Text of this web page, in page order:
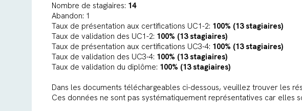
Nombre de stagiaires: 14
Abandon: 1
Taux de présentation aux certifications UC1-2: 100% (13 stagiaires)
Taux de validation des UC1-2: 100% (13 stagiaires)
Taux de présentation aux certifications UC3-4: 100% (13 stagiaires)
Taux de validation des UC3-4: 100% (13 stagiaires)
Taux de validation du diplôme: 100% (13 stagiaires)
Dans les documents téléchargeables ci-dessous, veuillez trouver les
Ces données ne sont pas systématiquement représentatives car elles